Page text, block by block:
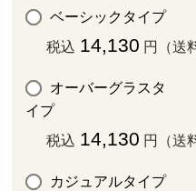
ベーシックタイプ
税込 14,130 円（送
オーバーグラスタ
イプ
税込 14,130 円（送
カジュアルタイプ